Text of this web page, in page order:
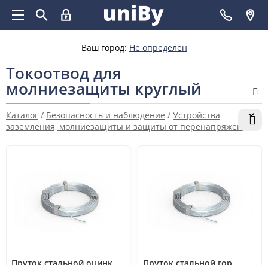
Ваш город: Не определён
Токоотвод для
молниезащиты круглый
Каталог / Безопасность и наблюдение / Устройства
заземления, молниезащиты и защиты от перенапряжений